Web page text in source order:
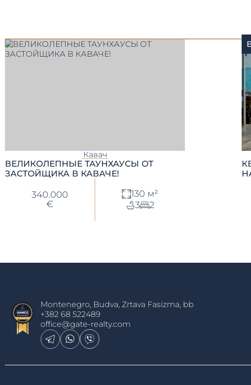
Кавач
ВЕЛИКОЛЕПНЫЕ ТАУНХАУСЫ ОТ
ЗАСТОЙЩИКА В КАВАЧЕ!
340.000
€
130 м²
3
2
Montenegro, Budva, Zrtava Fasizma, bb
+382 68 522489
office@gate-realty.com